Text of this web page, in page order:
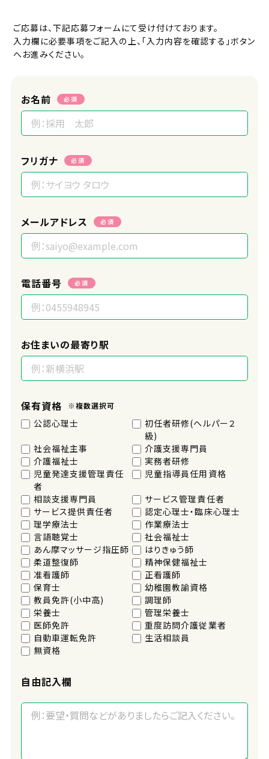
ご応募は、下記応募フォームにて受け付けております。
入力欄に必要事項をご記入の上、「入力内容を確認する」ボタン
へお進みください。
お名前 必須
フリガナ 必須
メールアドレス 必須
電話番号 必須
お住まいの最寄り駅
保有資格 ※複数選択可
公認心理士
初任者研修(ヘルパー２
級)
社会福祉主事
介護支援専門員
介護福祉士
実務者研修
児童発達支援管理責任
者
児童指導員任用資格
相談支援専門員
サービス管理責任者
サービス提供責任者
認定心理士・臨床心理士
理学療法士
作業療法士
言語聴覚士
社会福祉士
あん摩マッサージ指圧師
はりきゅう師
柔道整復師
精神保健福祉士
准看護師
正看護師
保育士
幼稚園教諭資格
教員免許(小中高)
調理師
栄養士
管理栄養士
医師免許
重度訪問介護従業者
自動車運転免許
生活相談員
無資格
自由記入欄